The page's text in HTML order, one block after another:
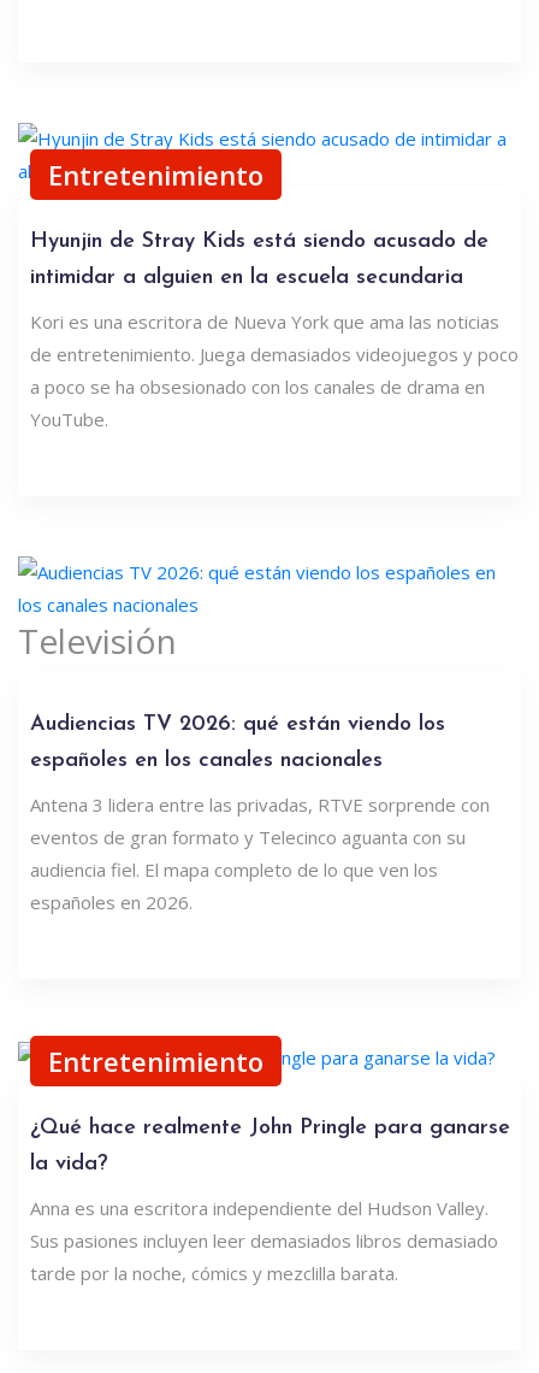
Entretenimiento
Hyunjin de Stray Kids está siendo acusado de
intimidar a alguien en la escuela secundaria
Kori es una escritora de Nueva York que ama las noticias
de entretenimiento. Juega demasiados videojuegos y poco
a poco se ha obsesionado con los canales de drama en
YouTube.
Televisión
Audiencias TV 2026: qué están viendo los
españoles en los canales nacionales
Antena 3 lidera entre las privadas, RTVE sorprende con
eventos de gran formato y Telecinco aguanta con su
audiencia fiel. El mapa completo de lo que ven los
españoles en 2026.
Entretenimiento
¿Qué hace realmente John Pringle para ganarse
la vida?
Anna es una escritora independiente del Hudson Valley.
Sus pasiones incluyen leer demasiados libros demasiado
tarde por la noche, cómics y mezclilla barata.